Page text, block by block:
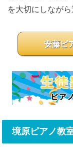
を大切にしなが
安藤ピ
境原ピアノ教